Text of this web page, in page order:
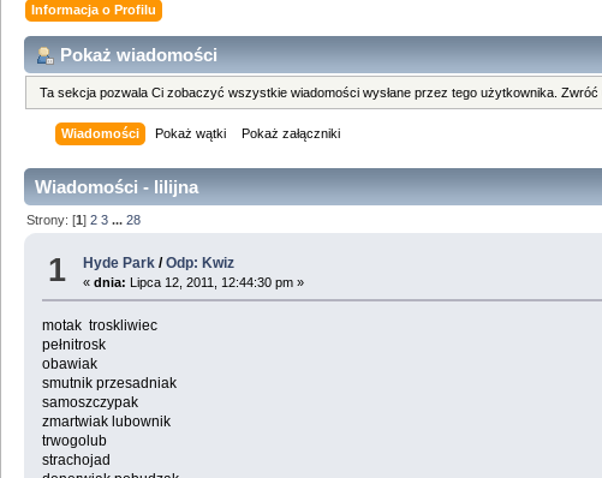
Informacja o Profilu
Pokaż wiadomości
Ta sekcja pozwala Ci zobaczyć wszystkie wiadomości wysłane przez tego użytkownika.
Wiadomości Pokaż wątki Pokaż załączniki
Wiadomości - lilijna
Strony: [1]2 3 ...28
1 Hyde Park /Odp: Kwiz
«dnia: Lipca 12, 2011, 12:44:30 pm »
motak troskliwiec
pełnitrosk
obawiak
smutnik przesadniak
samoszczypak
zmartwiak lubownik
trwogolub
strachojad